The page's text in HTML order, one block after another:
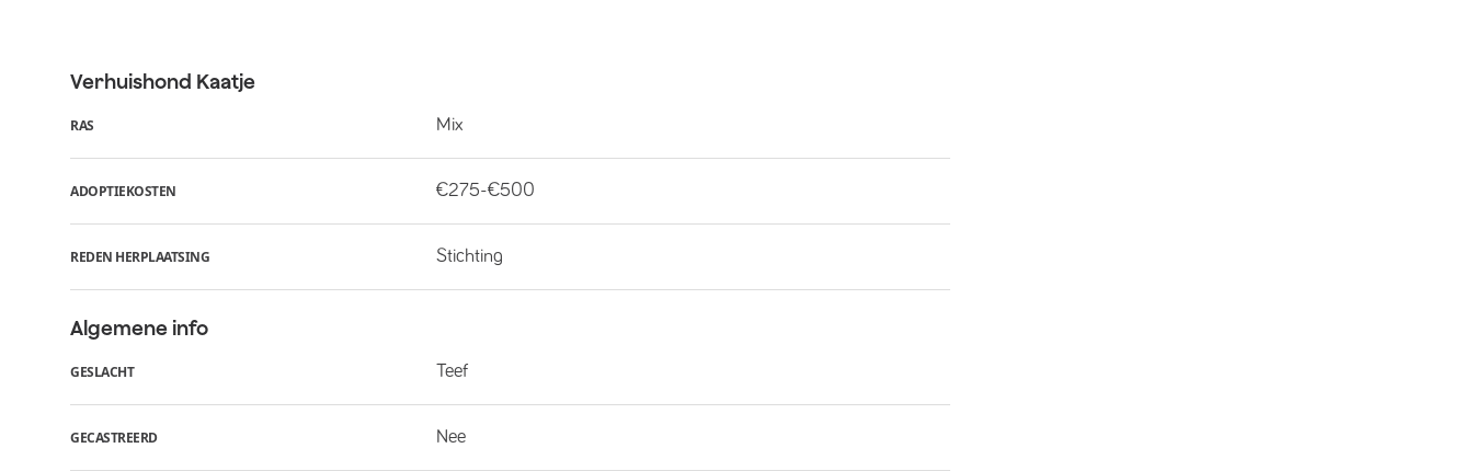
Verhuishond Kaatje
RAS Mix
ADOPTIEKOSTEN €275-€500
REDEN HERPLAATSING Stichting
Algemene info
GESLACHT Teef
GECASTREERD Nee